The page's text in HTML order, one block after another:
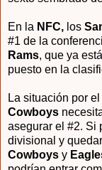
En la NFC, los
#1 de la
Rams, que ya
puesto en la
La situación por
Cowboys
asegurar el #2. Si
divisional y
Cowboys y